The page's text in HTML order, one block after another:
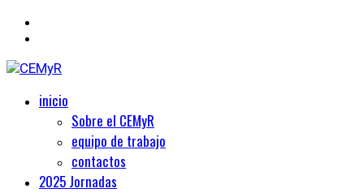
CEMyR
Centro de Estudios Medievales y Renacentistas
Primaryinicio
Sobre el CEMyR
equipo de trabajo
contactos
2025 Jornadas